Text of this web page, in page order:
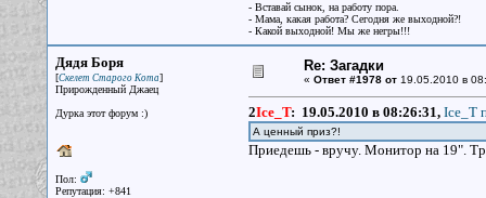
- Вставай сынок, на работу пора.
- Мама, какая работа? Сегодня же выходной?!
- Какой выходной! Мы же негры!!!
Дядя Боря
[Скелет Старого Кота]
Прирожденный Джаец
Дурка этот форум :)
Пол:
Репутация: +841
Re: Загадки
« Ответ #1978 от19.05.2010 в
2Ice_T: 19.05.2010 в 08:26:31, Ice_T
А ценный приз?!
Приедешь - вручу. Монитор на 19".